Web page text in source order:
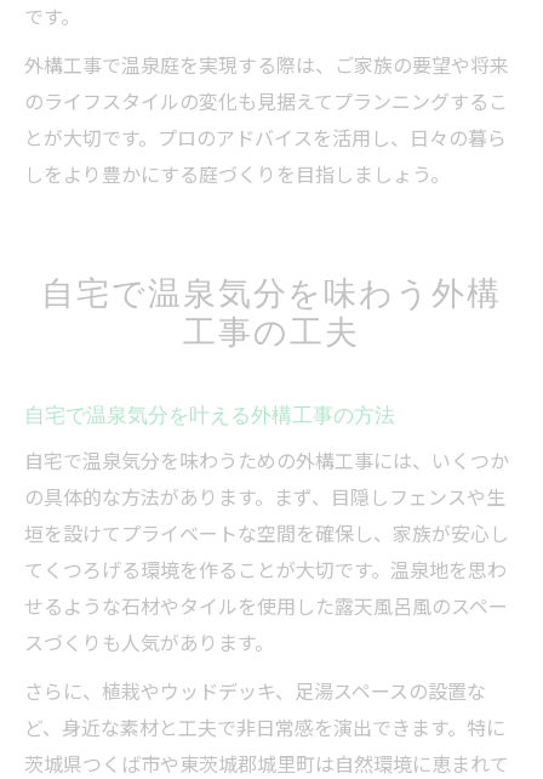
です。
外構工事で温泉庭を実現する際は、ご家族の要望や将来
のライフスタイルの変化も見据えてプランニングするこ
とが大切です。プロのアドバイスを活用し、日々の暮ら
しをより豊かにする庭づくりを目指しましょう。
自宅で温泉気分を味わう外構
工事の工夫
自宅で温泉気分を叶える外構工事の方法
自宅で温泉気分を味わうための外構工事には、いくつか
の具体的な方法があります。まず、目隠しフェンスや生
垣を設けてプライベートな空間を確保し、家族が安心し
てくつろげる環境を作ることが大切です。温泉地を思わ
せるような石材やタイルを使用した露天風呂風のスペー
スづくりも人気があります。
さらに、植栽やウッドデッキ、足湯スペースの設置な
ど、身近な素材と工夫で非日常感を演出できます。特に
茨城県つくば市や東茨城郡城里町は自然環境に恵まれて